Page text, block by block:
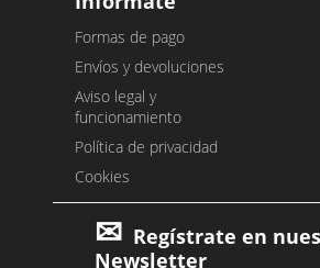
Formas de pago
Envíos y devoluciones
Aviso legal y
funcionamiento
Política de privacidad
Cookies
Regístrate en
Newsletter